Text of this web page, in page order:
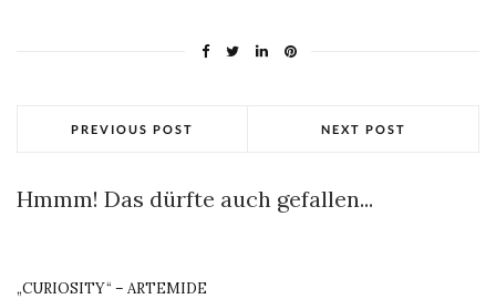
PREVIOUS POST NEXT POST
Hmmm! Das dürfte auch gefallen...
„CURIOSITY“ – ARTEMIDE